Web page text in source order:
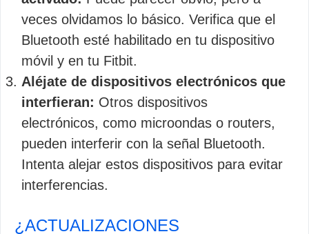
veces olvidamos lo básico. Verifica que el
Bluetooth esté habilitado en tu dispositivo
móvil y en tu Fitbit.
Aléjate de dispositivos electrónicos que
interfieran: Otros dispositivos
electrónicos, como microondas o routers,
pueden interferir con la señal Bluetooth.
Intenta alejar estos dispositivos para evitar
interferencias.
¿ACTUALIZACIONES